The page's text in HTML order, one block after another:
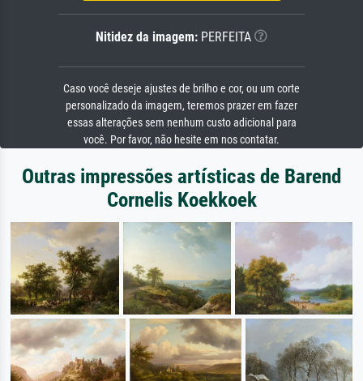
Nitidez da imagem: PERFEITA
Caso você deseje ajustes de brilho e cor, ou um corte
personalizado da imagem, teremos prazer em fazer
essas alterações sem nenhum custo adicional para
você. Por favor, não hesite em nos contatar.
Outras impressões artísticas de Barend
Cornelis Koekkoek